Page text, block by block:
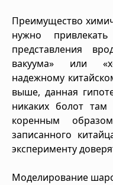
Преимущество
нужно
представления
вакуума» или
надежному
выше, данная
никаких болот
коренным
записанного
эксперименту
Моделирование